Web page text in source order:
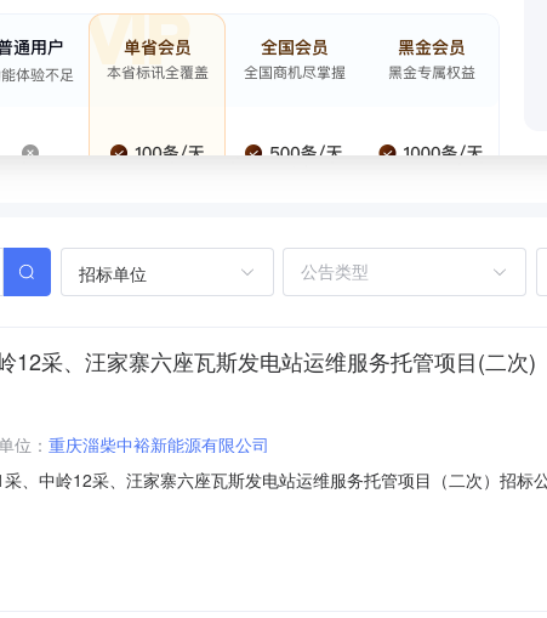
招标单位
12采、汪家寨六座瓦斯发电站运维服务托管项目(二次)
位： 重庆淄柴中裕新能源有限公司
、中岭12采、汪家寨六座瓦斯发电站运维服务托管项目（二次）招
站运维服务托管项目（二次）中标结果公示贵州万和工程招标代理造